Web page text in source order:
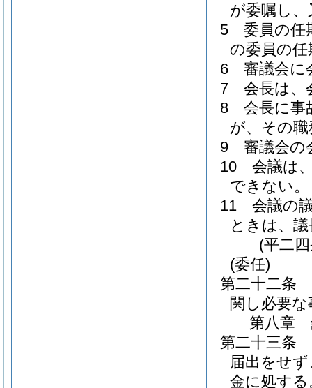
が委嘱し
5
委員の任
の委員の
6
審議会に
7
会長は、
8
会長に事
が、その
9
審議会の
10
会議は
できない。
11
会議の
ときは、
(平二
(委任)
第二十二条
関し必要
第八章
第二十三条
届出をせ
金に処する